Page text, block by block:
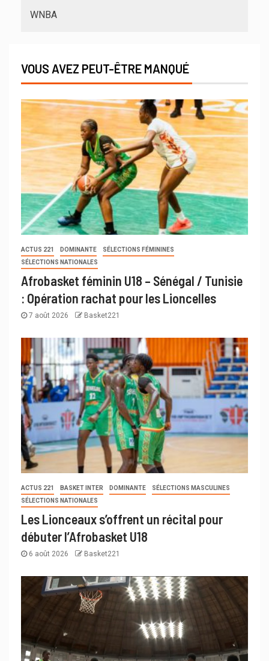
WNBA
VOUS AVEZ PEUT-ÊTRE MANQUÉ
ACTUS 221 DOMINANTE
SÉLECTIONS FÉMININES
SÉLECTIONS NATIONALES
Afrobasket féminin U18 – Sénégal / Tunisie
: Opération rachat pour les Lioncelles
7 août 2026 Basket221
ACTUS 221 BASKET INTER DOMINANTE
SÉLECTIONS MASCULINES
SÉLECTIONS NATIONALES
Les Lionceaux s’offrent un récital pour
débuter l’Afrobasket U18
6 août 2026 Basket221